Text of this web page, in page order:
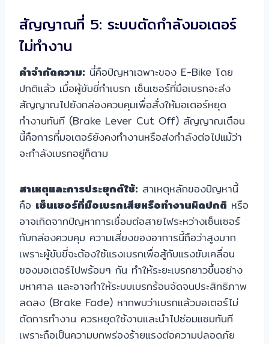
สัญญาณที่ 5: ระบบตัดกำลังมอเตอร์
ไม่ทำงาน
คำจำกัดความ: นี่คือปัญหาเฉพาะของ E-Bike โดย
ปกติแล้ว เมื่อผู้ขับขี่กำเบรก เซ็นเซอร์ที่มือเบรกจะส่ง
สัญญาณไปยังกล่องควบคุมเพื่อสั่งให้มอเตอร์หยุด
ทำงานทันที (Brake Lever Cut Off) สัญญาณเตือน
นี้คือการที่มอเตอร์ยังคงทำงานหรือส่งกำลังต่อไปแม้ว่า
จะกำลังเบรกอยู่ก็ตาม
สาเหตุและการประยุกต์ใช้: สาเหตุหลักของปัญหานี้
คือ เซ็นเซอร์ที่มือเบรกเสียหรือทำงานผิดปกติ หรือ
อาจเกิดจากปัญหาการเชื่อมต่อสายไฟระหว่างเซ็นเซอร์
กับกล่องควบคุม ความเสี่ยงของอาการนี้ถือว่าสูงมาก
เพราะผู้ขับขี่จะต้องใช้แรงเบรกเพื่อสู้กับแรงขับเคลื่อน
ของมอเตอร์ไปพร้อมๆ กัน ทำให้ระยะเบรกยาวขึ้นอย่าง
มหาศาล และอาจทำให้ระบบเบรกร้อนจัดจนประสิทธิภาพ
ลดลง (Brake Fade) หากพบว่าเบรกแล้วมอเตอร์ไม่
ตัดการทำงาน ควรหยุดใช้งานและนำไปซ่อมแซมทันที
เพราะถือเป็นความบกพร่องร้ายแรงต่อความปลอดภัย